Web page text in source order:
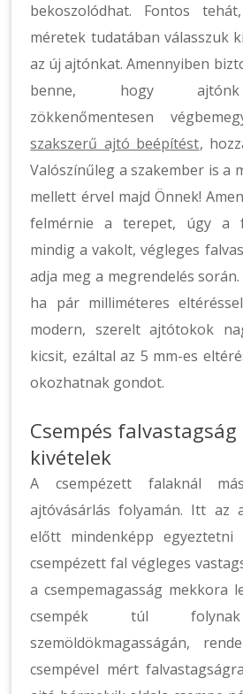
bekoszolódhat. Fontos
méretek tudatában válasszuk
az új ajtónkat. Amennyiben
benne, hogy ajtónk
zökkenőmentesen
szakszerű ajtó beépítést,
Valószínűleg a szakember is a
mellett érvel majd Önnek!
felmérnie a terepet, úgy a
mindig a vakolt, végleges
adja meg a megrendelés
ha pár milliméteres
modern, szerelt ajtótokok
kicsit, ezáltal az 5 mm-es
okozhatnak gondot.
Csempés falvastagság
kivételek
A csempézett falaknál
ajtóvásárlás folyamán. Itt az
előtt mindenképp
csempézett fal végleges
a csempemagasság mekkora
csempék túl
szemöldökmagasságán,
csempével mért